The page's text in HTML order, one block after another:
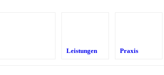
Leistungen Praxis